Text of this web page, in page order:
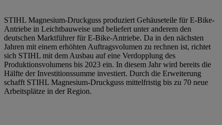
STIHL Magnesium-Druckguss produziert Gehäuseteile für E-Bike-
Antriebe in Leichtbauweise und beliefert unter anderem den
deutschen Marktführer für E-Bike-Antriebe. Da in den nächsten
Jahren mit einem erhöhten Auftragsvolumen zu rechnen ist, richtet
sich STIHL mit dem Ausbau auf eine Verdopplung des
Produktionsvolumens bis 2023 ein. In diesem Jahr wird bereits die
Hälfte der Investitionssumme investiert. Durch die Erweiterung
schafft STIHL Magnesium-Druckguss mittelfristig bis zu 70 neue
Arbeitsplätze in der Region.